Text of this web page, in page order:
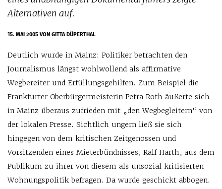
Alternativen auf.
15. MAI 2005VON GITTA DÜPERTHAL
Deutlich wurde in Mainz: Politiker betrachten den
Journalismus längst wohlwollend als affirmative
Wegbereiter und Erfüllungsgehilfen. Zum Beispiel die
Frankfurter Oberbürgermeisterin Petra Roth äußerte sich
in Mainz überaus zufrieden mit „den Wegbegleitern“ von
der lokalen Presse. Sichtlich ungern ließ sie sich
hingegen von dem kritischen Zeitgenossen und
Vorsitzenden eines Mieterbündnisses, Ralf Harth, aus dem
Publikum zu ihrer von diesem als unsozial kritisierten
Wohnungspolitik befragen. Da wurde geschickt abbogen.